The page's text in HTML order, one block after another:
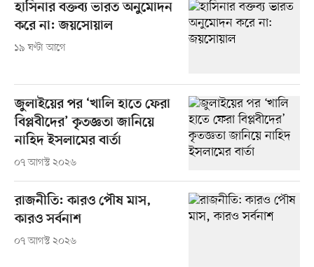
হাসিনার বক্তব্য ভারত অনুমোদন
করে না: জয়সোয়াল
১৯ ঘণ্টা আগে
জুলাইয়ের পর ‘খালি হাতে ফেরা
বিপ্লবীদের’ কৃতজ্ঞতা জানিয়ে
নাহিদ ইসলামের বার্তা
০৭ আগস্ট ২০২৬
রাজনীতি: কারও পৌষ মাস,
কারও সর্বনাশ
০৭ আগস্ট ২০২৬